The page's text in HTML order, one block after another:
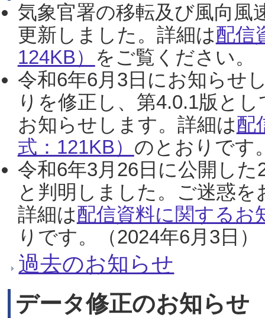
気象官署の移転及び風向風
更新しました。詳細は配信
124KB） をご覧ください。
令和6年6月3日にお知らせ
りを修正し、第4.0.1版と
お知らせします。詳細は配
式：121KB） のとおりです
令和6年3月26日に公開し
と判明しました。ご迷惑
詳細は配信資料に関するお
りです。（2024年6月3日）
過去のお知らせ
データ修正のお知らせ